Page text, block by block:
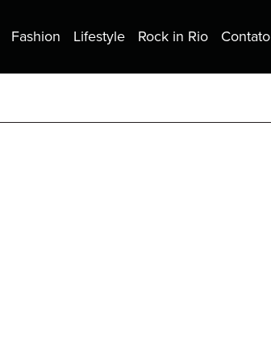
Fashion Lifestyle Rock in Rio Contato